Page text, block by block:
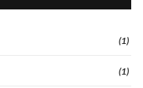
(1)
(1)